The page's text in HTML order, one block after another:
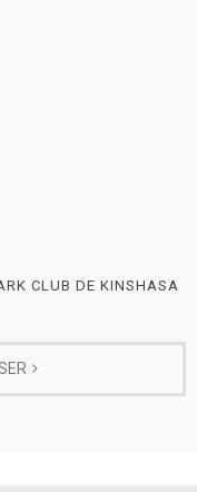
CLUB DE KINSHASA